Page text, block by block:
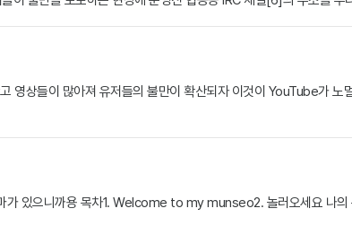
상들이 많아져 유저들의 불만이 확산되자 이것이 YouTube가 노
있으니까용 목차1. Welcome to my munseo2. 놀러오세요 나의